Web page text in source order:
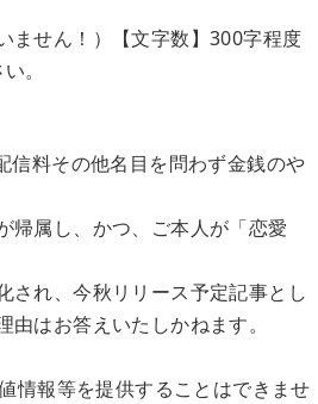
ません！）【文字数】300字程度
。
料その他名目を問わず金銭のや
属し、かつ、ご本人が「恋愛
れ、今秋リリース予定記事とし
はお答えいたしかねます。
情報等を提供することはできませ